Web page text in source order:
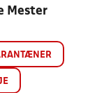
Mester